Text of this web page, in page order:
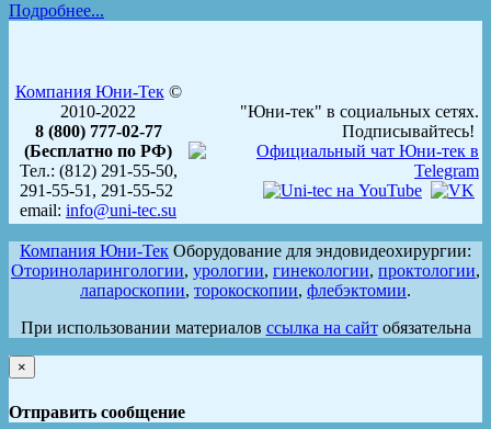
Подробнее...
Компания Юни-Тек©
2010-2022
8 (800) 777-02-77
(Бесплатно по РФ)
Тел.: (812) 291-55-50,
291-55-51, 291-55-52
email: info@uni-tec.su
"Юни-тек" в социальных сетях.
Подписывайтесь!
Компания Юни-Тек Оборудование для эндовидеохирургии:
Оториноларингологии, урологии, гинекологии, проктологии,
лапароскопии, торокоскопии, флебэктомии.
При использовании материалов ссылка на сайтобязательна
×
Отправить сообщение